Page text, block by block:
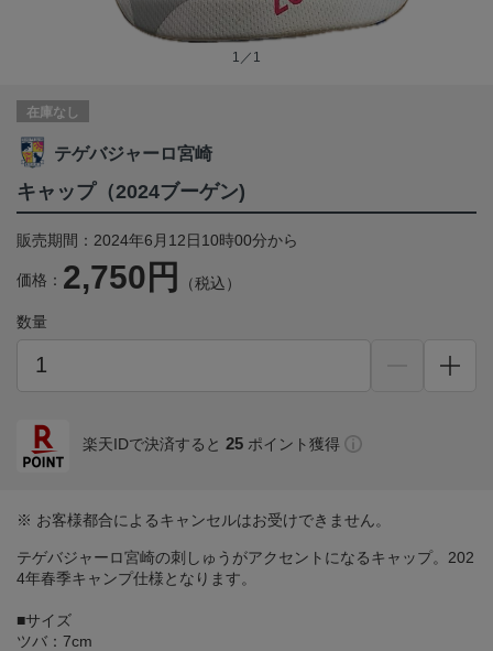
1／1
在庫なし
テゲバジャーロ宮崎
キャップ（2024ブーゲン)
販売期間：2024年6月12日10時00分から
価格： 2,750円 （税込）
数量
楽天IDで決済すると 25 ポイント獲得
※ お客様都合によるキャンセルはお受けできません。
テゲバジャーロ宮崎の刺しゅうがアクセントになるキャップ。202
4年春季キャンプ仕様となります。
■サイズ
ツバ：7cm